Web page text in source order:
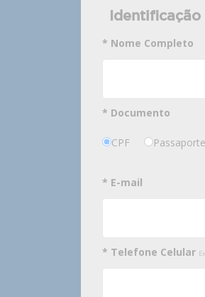
Identificação
* Nome Completo
* Documento
CPF Passaporte
* E-mail
* Telefone Celular